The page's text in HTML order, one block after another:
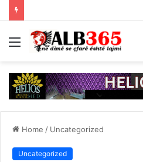
Menu
Home / Uncategorized
Uncategorized